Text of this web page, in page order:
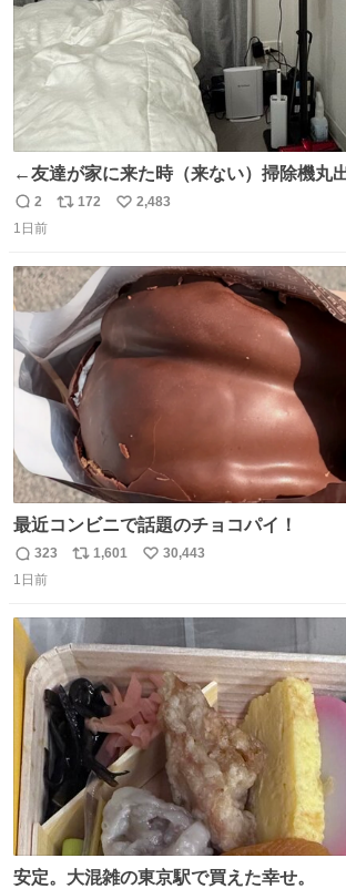
←友達が家に来た時（来ない）掃除機丸
てかっこ悪いなぁ →せや
返
信
2
リ
ト
数
172
い
数
2,483
1日前
最近コンビニで話題のチョコパイ！
返
信
323
リ
ト
数
1,601
い
30,443
1日前
安定。大混雑の東京駅で買えた幸せ。